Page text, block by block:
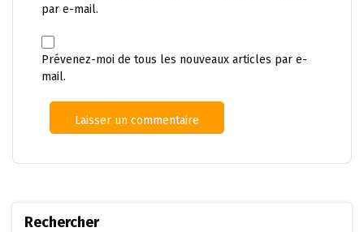
par e-mail.
Prévenez-moi de tous les nouveaux articles par e-
mail.
Rechercher